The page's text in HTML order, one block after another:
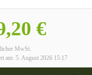
€
MwSt.
am: 5. August 2026 15:17